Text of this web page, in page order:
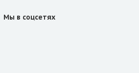
Мы в соцсетях